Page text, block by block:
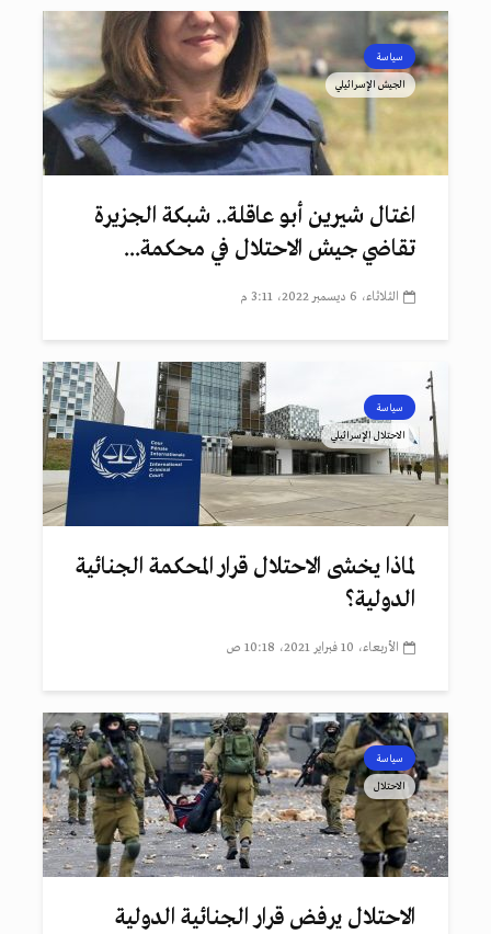
سياسة
الجيش الإسرائيلي
اغتال شيرين أبو عاقلة.. شبكة الجزيرة
تقاضي جيش الاحتلال في محكمة...
الثلاثاء، 6 ديسمبر 2022، 3:11 م
سياسة
الاحتلال الإسرائيلي
لماذا يخشى الاحتلال قرار المحكمة الجنائية
الدولية؟
الأربعاء، 10 فبراير 2021، 10:18 ص
سياسة
الاحتلال
الاحتلال يرفض قرار الجنائية الدولية